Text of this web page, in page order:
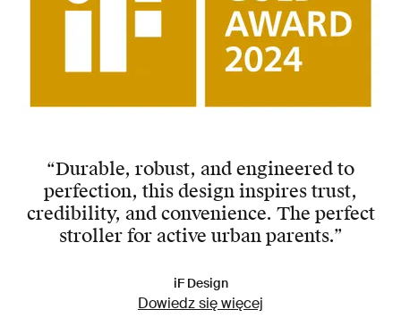
“Durable, robust, and engineered to
perfection, this design inspires trust,
credibility, and convenience. The perfect
stroller for active urban parents.”
iF Design
Dowiedz się więcej